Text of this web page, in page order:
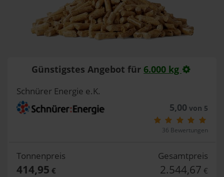
Günstigstes Angebot für 6.000 kg
Schnürer Energie e.K.
5,00 von 5
36 Bewertungen
Tonnenpreis
414,95 €
Gesamtpreis
2.544,67 €